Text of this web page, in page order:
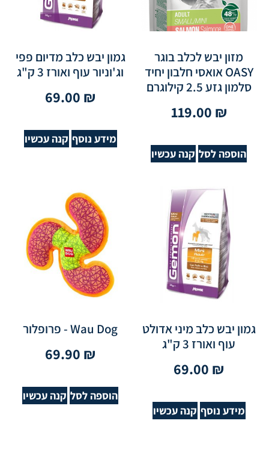
מזון יבש לכלב בוגר
OASY אואסי חלבון יחיד
סלמון גזע 2.5 קילוגרם
119.00 ₪
הוספה לסל קנה עכשיו
גמון יבש כלב מדיום פפי
וג'וניור עוף ואורז 3 ק"ג
69.00 ₪
מידע נוסף קנה עכשיו
גמון יבש כלב מיני אדולט
עוף ואורז 3 ק"ג
69.00 ₪
מידע נוסף קנה עכשיו
Wau Dog - פרופלור
69.90 ₪
הוספה לסל קנה עכשיו